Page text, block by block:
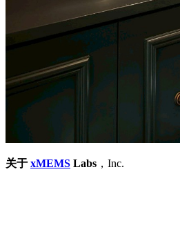
关于 xMEMS Labs ，Inc.